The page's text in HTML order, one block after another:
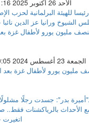
الأحد 26 أكتوبر 2025 01:16 مساءً
للهيئة البرلمانية لحزب
الشيوخ ورانيا عز الدين نائبا
الجمعة 23 أغسطس 2024 10:05 مساءً
مليون يورو لأطفال غزة بعد